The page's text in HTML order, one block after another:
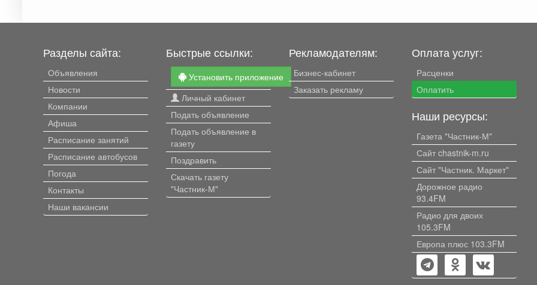
Разделы сайта:
Объявления
Новости
Компании
Афиша
Расписание занятий
Расписание автобусов
Погода
Контакты
Наши вакансии
Быстрые ссылки:
Установить приложение
Личный кабинет
Подать объявление
Подать объявление в
газету
Поздравить
Скачать газету
"Частник-М"
Рекламодателям:
Бизнес-кабинет
Заказать рекламу
Оплата услуг:
Расценки
Оплатить
Наши ресурсы:
Газета "Частник-М"
Сайт chastnik-m.ru
Сайт "Частник. Маркет"
Дорожное радио
93.4FM
Радио для двоих
105.3FM
Европа плюс 103.3FM